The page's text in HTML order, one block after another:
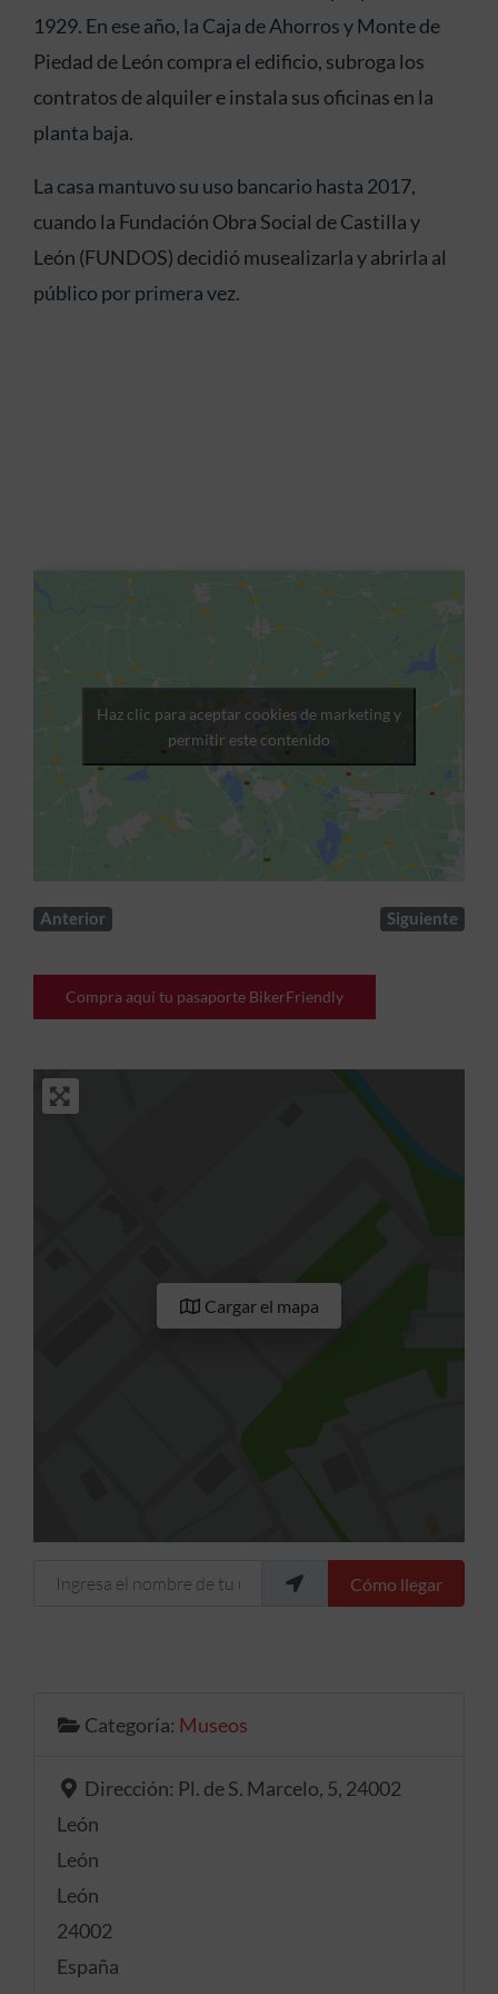
1929. En ese año, la Caja de Ahorros y Monte de
Piedad de León compra el edificio, subroga los
contratos de alquiler e instala sus oficinas en la
planta baja.
La casa mantuvo su uso bancario hasta 2017,
cuando la Fundación Obra Social de Castilla y
León (FUNDOS) decidió musealizarla y abrirla al
público por primera vez.
Haz clic para aceptar cookies de marketing y
permitir este contenido
Anterior Siguiente
Compra aquí tu pasaporte BikerFriendly
Cargar el mapa
Ingresa el nombre de tu ubicación Cómo llegar
Categoría: Museos
Dirección: Pl. de S. Marcelo, 5, 24002
León
León
León
24002
España